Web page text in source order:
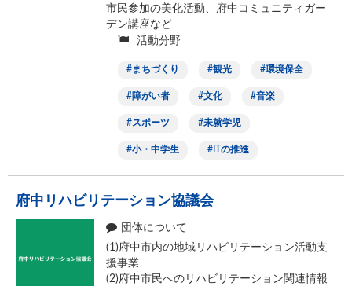
市民参加の美化活動、府中コミュニティガー
デン講座など
活動分野
まちづくり 観光 環境保全
障がい者 文化 音楽
スポーツ 未就学児
小・中学生 ITの推進
府中リハビリテーション協議会
団体について
(1)府中市内の地域リハビリテーション活動支
援事業
(2)府中市民へのリハビリテーション関連情報